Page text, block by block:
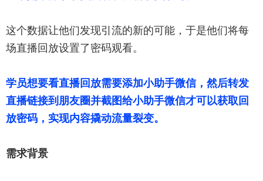
这个数据让他们发现引流的新的可能，于是他们将每
场直播回放设置了密码观看。
学员想要看直播回放需要添加小助手微信，然后转发
直播链接到朋友圈并截图给小助手微信才可以获取回
放密码，实现内容撬动流量裂变。
需求背景